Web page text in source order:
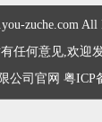
zuche.com All
任何意见,欢迎
公司官网 粤ICP